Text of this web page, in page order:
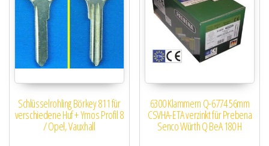
Schlüsselrohling Börkey 811 für
verschiedene Huf + Ymos Profil 8
/ Opel, Vauxhall
6300 Klammern Q-6774 56mm
CSVHA-ETA verzinkt für Prebena
Senco Würth Q BeA 180 H